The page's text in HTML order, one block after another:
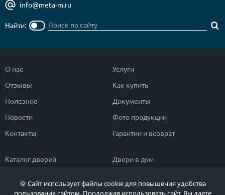
info@meta-m.ru
Найти:
О нас
Отзывы
Полезное
Новости
Контакты
Услуги
Как купить
Документы
Фото продукции
Гарантии и возврат
Каталог дверей
Популярные двери
Двери в дом
Двери в квартиру
🍪 Сайт использует файлы cookie для повышения удобства
пользования сайтом. Продолжая использовать сайт, Вы даете